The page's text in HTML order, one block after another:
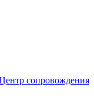
сопровождения